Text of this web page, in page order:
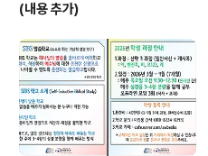
(내용 추가)